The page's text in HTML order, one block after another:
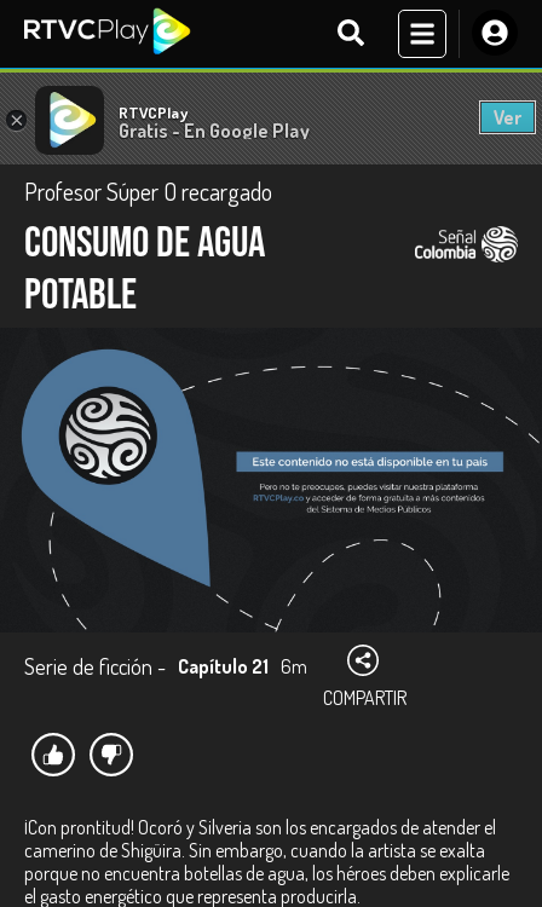
× RTVCPlay
Gratis - En Google Play
Ver
Profesor Súper O recargado
Consumo de agua
potable
Serie de ficción - Capítulo 21 6m
COMPARTIR
¡Con prontitud! Ocoró y Silveria son los encargados de atender el
camerino de Shigüira. Sin embargo, cuando la artista se exalta
porque no encuentra botellas de agua, los héroes deben explicarle
el gasto energético que representa producirla.